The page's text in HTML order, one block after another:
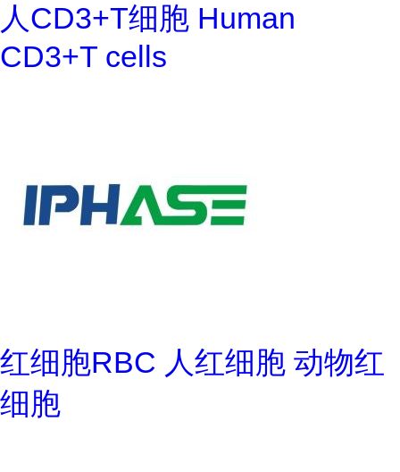
人CD3+T细胞 Human
CD3+T cells
红细胞RBC 人红细胞 动物红
细胞